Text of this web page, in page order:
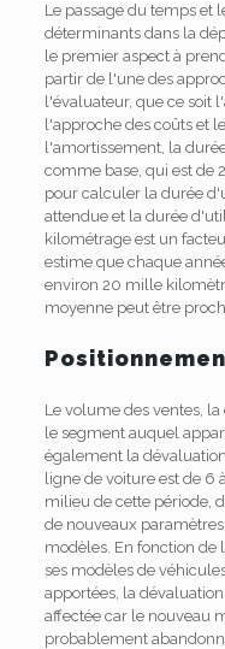
Le passage du temps et
déterminants dans la
le premier aspect à
partir de l'une des
l'évaluateur, que ce soit
l'approche des coûts et
l'amortissement, la
comme base, qui est de
pour calculer la durée
attendue et la durée
kilométrage est un
estime que chaque
environ 20 mille
moyenne peut être
Le volume des ventes,
le segment auquel
également la
ligne de voiture est de 6
milieu de cette période,
de nouveaux
modèles. En fonction
ses modèles de
apportées, la
affectée car le nouveau
probablement